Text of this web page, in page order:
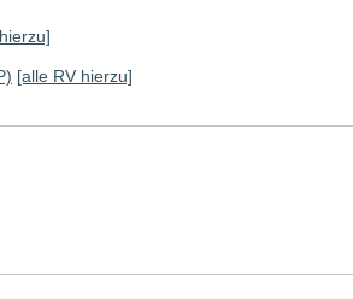
[alle RV hierzu]